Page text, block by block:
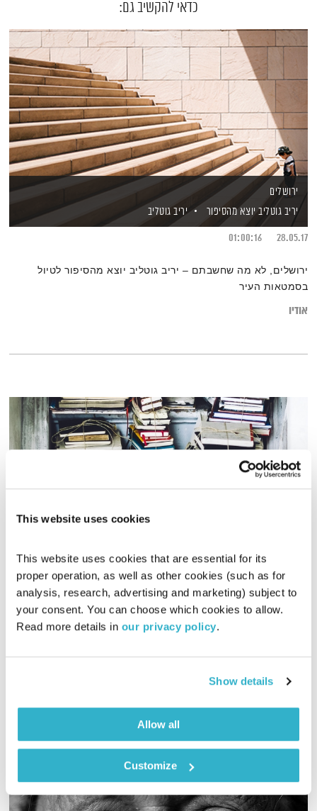
This website uses cookies
This website uses cookies that are essential for its
proper operation, as well as other cookies (such as for
analysis, research, advertising and marketing) subject to
your consent. You can choose which cookies to allow.
Read more details in our privacy policy.
Show details
Allow all
Customize
כדאי להקשיב גם:
ירושלים
יריב גוטליב יוצא מהסיפור
יריב גוטליב
28.05.17
01:00:16
ירושלים, לא מה שחשבתם – יריב גוטליב יוצא מהסיפור לטיול
בסמטאות העיר
אודיו
יריב גוטליב יוצא מהסיפור
יריב גוטליב
19.02.17
00:59:15
והופך אותם לנקודת התחלה של מסע אסוציאציות
אודיו